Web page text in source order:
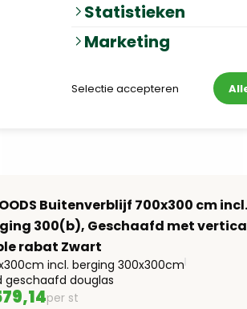
Buitenverblijf 700x300 cm incl.
300(b), Geschaafd met
rabat Zwart
incl. berging 300x300cm
geschaafd douglas
per st
Statistieken
Marketing
Selectie accepteren